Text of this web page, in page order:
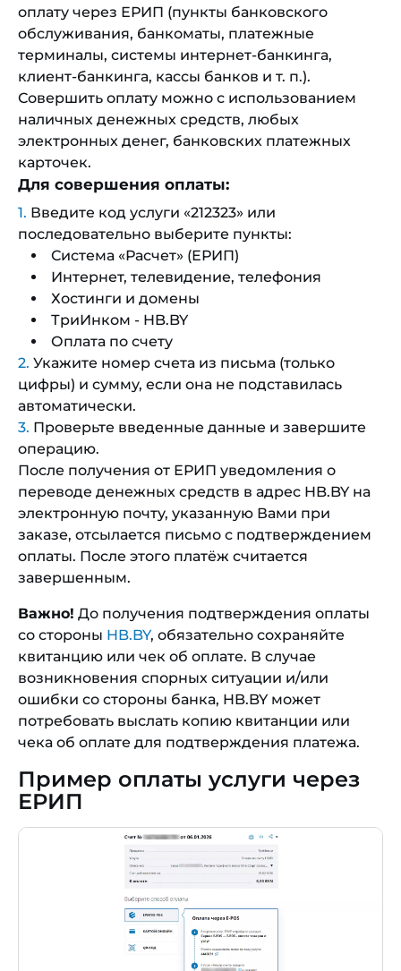
оплату через ЕРИП (пункты банковского
обслуживания, банкоматы, платежные
терминалы, системы интернет-банкинга,
клиент-банкинга, кассы банков и т. п.).
Совершить оплату можно с использованием
наличных денежных средств, любых
электронных денег, банковских платежных
карточек.
Для совершения оплаты:
Введите код услуги «212323» или
последовательно выберите пункты:
Система «Расчет» (ЕРИП)
Интернет, телевидение, телефония
Хостинги и домены
ТриИнком - HB.BY
Оплата по счету
Укажите номер счета из письма (только
цифры) и сумму, если она не подставилась
автоматически.
Проверьте введенные данные и завершите
операцию.
После получения от ЕРИП уведомления о
переводе денежных средств в адрес HB.BY на
электронную почту, указанную Вами при
заказе, отсылается письмо с подтверждением
оплаты. После этого платёж считается
завершенным.
Важно! До получения подтверждения оплаты
со стороны HB.BY, обязательно сохраняйте
квитанцию или чек об оплате. В случае
возникновения спорных ситуации и/или
ошибки со стороны банка, HB.BY может
потребовать выслать копию квитанции или
чека об оплате для подтверждения платежа.
Пример оплаты услуги через
ЕРИП